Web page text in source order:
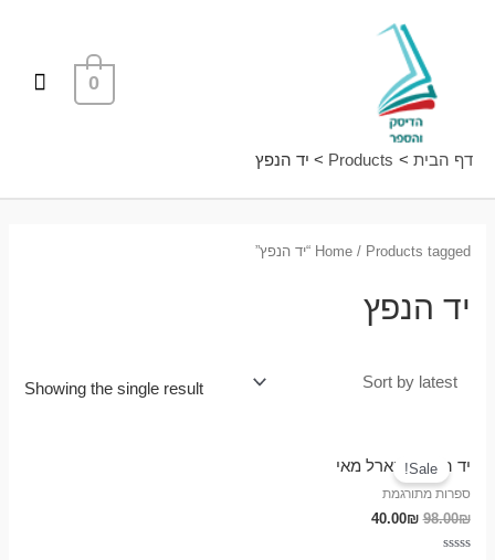
ראשי
0
דף הבית Products יד הנפץ
Home/ Products tagged “יד הנפץ”
יד הנפץ
Showing the single result
Sale!
יד הנפץ / קארל מאי
ספרות מתורגמת
98.00₪
40.00₪